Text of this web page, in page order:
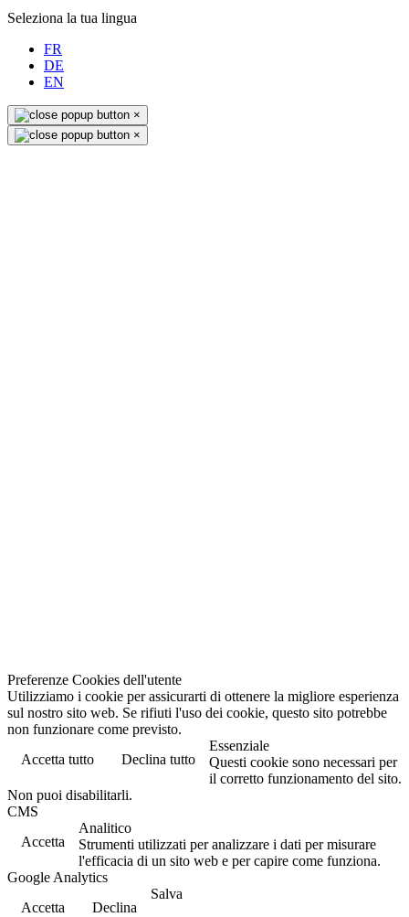
Seleziona la tua lingua
FR
DE
EN
×
×
Preferenze Cookies dell'utente
Utilizziamo i cookie per assicurarti di ottenere la migliore esperienza
sul nostro sito web. Se rifiuti l'uso dei cookie, questo sito potrebbe
non funzionare come previsto.
Accetta tutto
Declina tutto
Essenziale
Questi cookie sono necessari per
il corretto funzionamento del sito.
Non puoi disabilitarli.
CMS
Accetta
Analitico
Strumenti utilizzati per analizzare i dati per misurare
l'efficacia di un sito web e per capire come funziona.
Google Analytics
Accetta
Declina
Salva